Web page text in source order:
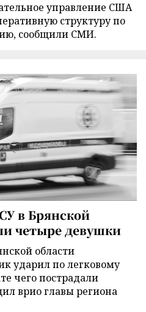
управление США
структуру по
сообщили СМИ.
в Брянской
четыре девушки
области
ударил по легковому
чего пострадали
врио главы региона